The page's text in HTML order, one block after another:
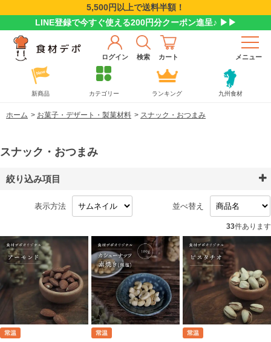
5,500円以上で送料半額！
LINE登録で今すぐ使える200円分クーポン進呈♪ ▶▶
ログイン 検索 カート メニュー
新商品 カテゴリー ランキング 九州食材
ホーム > お菓子・デザート・製菓材料 > スナック・おつまみ
スナック・おつまみ
絞り込み項目
表示方法 並べ替え
33件あります